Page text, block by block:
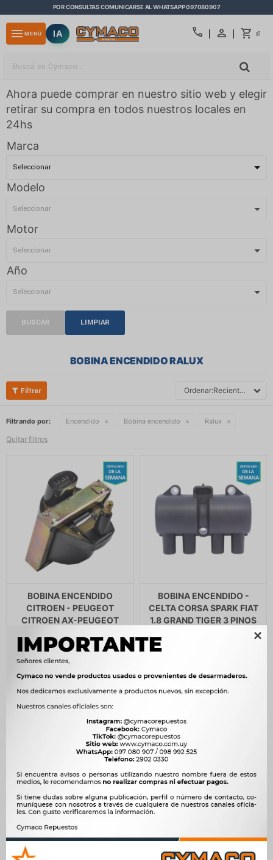

POR CONSULTAS COMUNICARSE AL WHATSAPP 097080907
call $0
menu MENÚ IA
Ahora puede comprar en nuestro sitio web y elegir
retirar su compra en todos nuestros locales en
24hs
Marca
Modelo
Motor
Año
BUSCAR LIMPIAR
BOBINA ENCENDIDO RALUX
Recientes
Filtrando por: Encendido Bobina encendido Ralux
Quitar filtros
BOBINA ENCENDIDO
CITROEN - PEUGEOT
CITROEN AX-PEUGEOT
$900 922
BOBINA ENCENDIDO -
CELTA CORSA SPARK FIAT
1.8 GRAND TIGER 3 PINOS
BOBINA ENCENDIDO FIAT
BOBINA ENCENDIDO
close